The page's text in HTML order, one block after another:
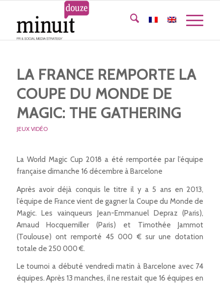
LA FRANCE REMPORTE LA
COUPE DU MONDE DE
MAGIC: THE GATHERING
JEUX VIDÉO
La World Magic Cup 2018 a été remportée par l’équipe
française dimanche 16 décembre à Barcelone
Après avoir déjà conquis le titre il y a 5 ans en 2013,
l’équipe de France vient de gagner la Coupe du Monde de
Magic. Les vainqueurs Jean-Emmanuel Depraz (Paris),
Arnaud Hocquemiller (Paris) et Timothée Jammot
(Toulouse) ont remporté 45 000 € sur une dotation
totale de 250 000 €.
Le tournoi a débuté vendredi matin à Barcelone avec 74
équipes. Après 13 manches, il ne restait que 16 équipes en